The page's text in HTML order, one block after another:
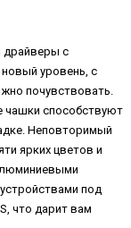
драйверы с
уровень, с
почувствовать.
чашки способствуют
Неповторимый
ярких цветов и
под
что дарит вам